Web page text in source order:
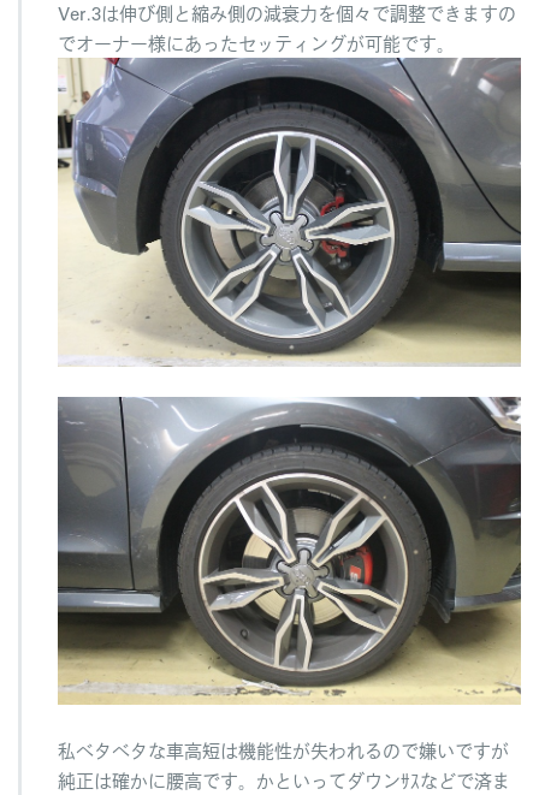
Ver.3は伸び側と縮み側の減衰力を個々で調整できますの
でオーナー様にあったセッティングが可能です。
私ベタベタな車高短は機能性が失われるので嫌いですが
純正は確かに腰高です。かといってダウンｻｽなどで済ま